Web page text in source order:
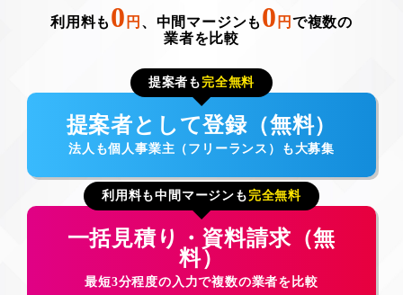
利用料も 0 円 、中間マージンも 0 円 で複数の
業者を比較
提案者も 完全無料
提案者として登録（無料）
法人も個人事業主（フリーランス）も大募集
利用料も中間マージンも 完全無料
一括見積り・資料請求（無
料）
最短3分程度の入力で複数の業者を比較